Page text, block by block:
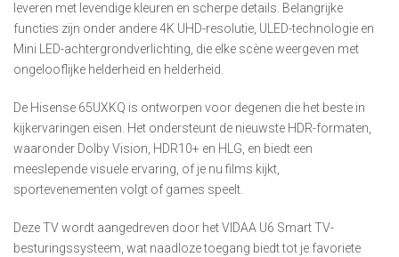
leveren met levendige kleuren en scherpe details. Belangrijke
functies zijn onder andere 4K UHD-resolutie, ULED-technologie en
Mini LED-achtergrondverlichting, die elke scène weergeven met
ongelooflijke helderheid en helderheid.
De Hisense 65UXKQ is ontworpen voor degenen die het beste in
kijkervaringen eisen. Het ondersteunt de nieuwste HDR-formaten,
waaronder Dolby Vision, HDR10+ en HLG, en biedt een
meeslepende visuele ervaring, of je nu films kijkt,
sportevenementen volgt of games speelt.
Deze TV wordt aangedreven door het VIDAA U6 Smart TV-
besturingssysteem, wat naadloze toegang biedt tot je favoriete